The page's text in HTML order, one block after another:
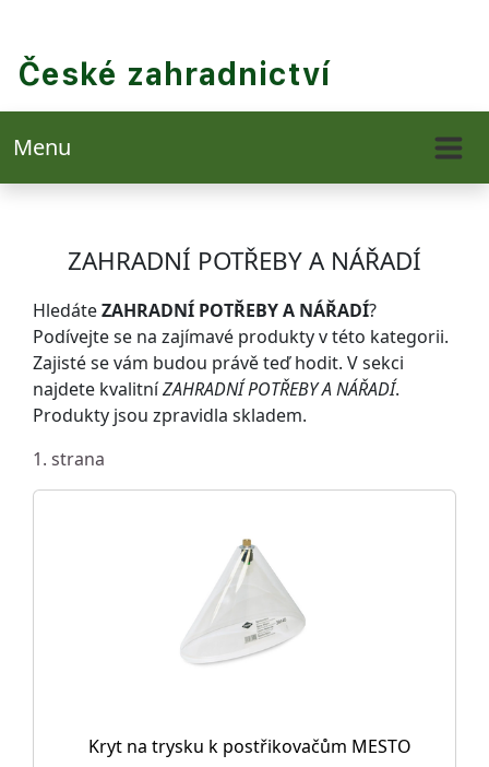
Menu
ZAHRADNÍ POTŘEBY A NÁŘADÍ
HledáteZAHRADNÍ POTŘEBY A NÁŘADÍ?
Podívejte se na zajímavé produkty v této kategorii.
Zajisté se vám budou právě teď hodit. V sekci
najdete kvalitníZAHRADNÍ POTŘEBY A NÁŘADÍ.
Produkty jsou zpravidla skladem.
1. strana
Kryt na trysku k postřikovačům MESTO